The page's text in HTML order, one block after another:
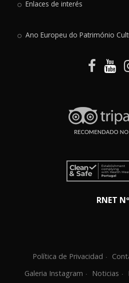
Enlaces de interés
Ano Europeu do Património
RNET
Política de Privacidad
Galeria Instagram
Noticias